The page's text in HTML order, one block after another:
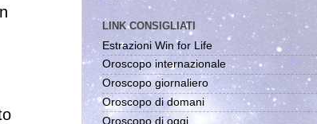
LINK CONSIGLIATI
Estrazioni Win for Life
Oroscopo internazionale
Oroscopo giornaliero
Oroscopo di domani
Oroscopo di oggi